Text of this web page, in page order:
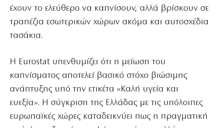
έχουν το ελεύθερο να καπνίσουν, αλλά βρίσκουν σε
τραπέζια εσωτερικών χώρων ακόμα και αυτοσχέδια
τασάκια.
Η Eurostat υπενθυμίζει ότι η μείωση του
καπνίσματος αποτελεί βασικό στόχο βιώσιμης
ανάπτυξης υπό την ετικέτα «Καλή υγεία και
ευεξία». Η σύγκριση της Ελλάδας με τις υπόλοιπες
ευρωπαϊκές χώρες καταδεικνύει πως η πραγματική